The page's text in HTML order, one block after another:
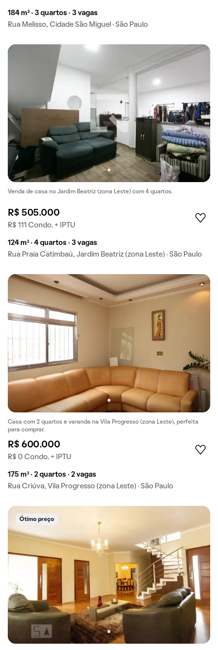
184 m² · 3 quartos · 3 vagas
Rua Melisso, Cidade São Miguel · São Paulo
Venda de casa no Jardim Beatriz (zona Leste) com 4 quartos.
R$ 505.000
R$ 111 Condo. + IPTU
124 m² · 4 quartos · 3 vagas
Rua Praia Catimbaú, Jardim Beatriz (zona Leste) · São Paulo
Casa com 2 quartos e varanda na Vila Progresso (zona Leste), perfeita
para comprar.
R$ 600.000
R$ 0 Condo. + IPTU
175 m² · 2 quartos · 2 vagas
Rua Criúva, Vila Progresso (zona Leste) · São Paulo
Ótimo preço